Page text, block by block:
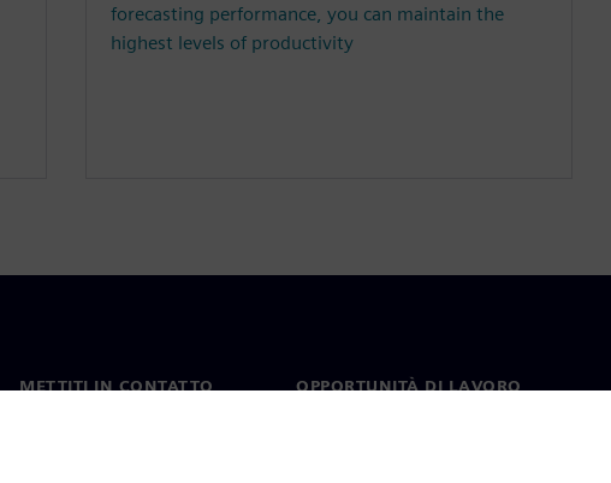
forecasting performance, you can maintain the
highest levels of productivity
METTITI IN CONTATTO OPPORTUNITÀ DI LAVORO